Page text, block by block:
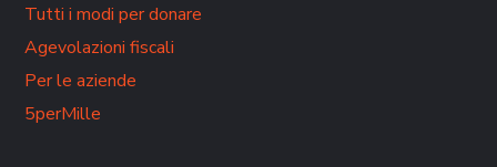
Tutti i modi per donare
Agevolazioni fiscali
Per le aziende
5perMille